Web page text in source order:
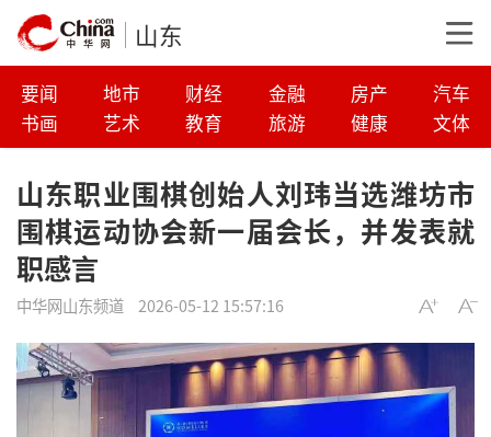
山东
要闻 地市 财经 金融 房产
汽车
书画
艺术 教育 旅游 健康 文体
山东职业围棋创始人刘玮当选潍坊市
围棋运动协会新一届会长，并发表就
职感言
中华网山东频道 2026-05-12 15:57:16